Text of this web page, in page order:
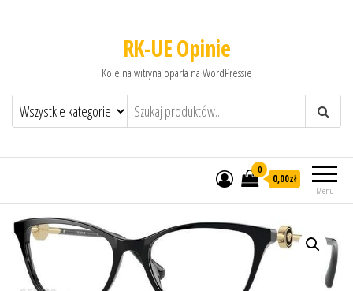
RK-UE Opinie
Kolejna witryna oparta na WordPressie
Menu
0
0,00zł